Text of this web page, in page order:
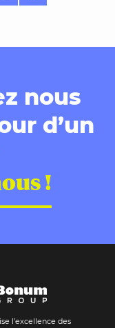
nous
d’un
!
l’excellence des